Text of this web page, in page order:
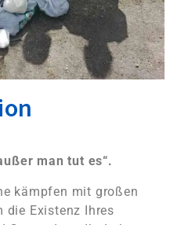
man tut es“.
kämpfen mit großen
die Existenz Ihres